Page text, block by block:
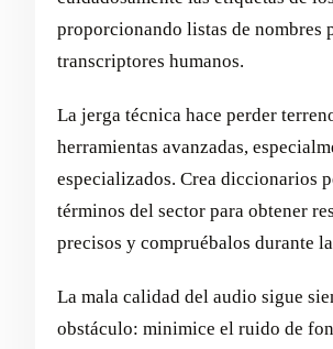
proporcionando listas de nombres
transcriptores humanos.
La jerga técnica hace perder
herramientas avanzadas,
especializados. Crea diccionarios
términos del sector para obtener
precisos y compruébalos durante
La mala calidad del audio sigue
obstáculo: minimice el ruido de